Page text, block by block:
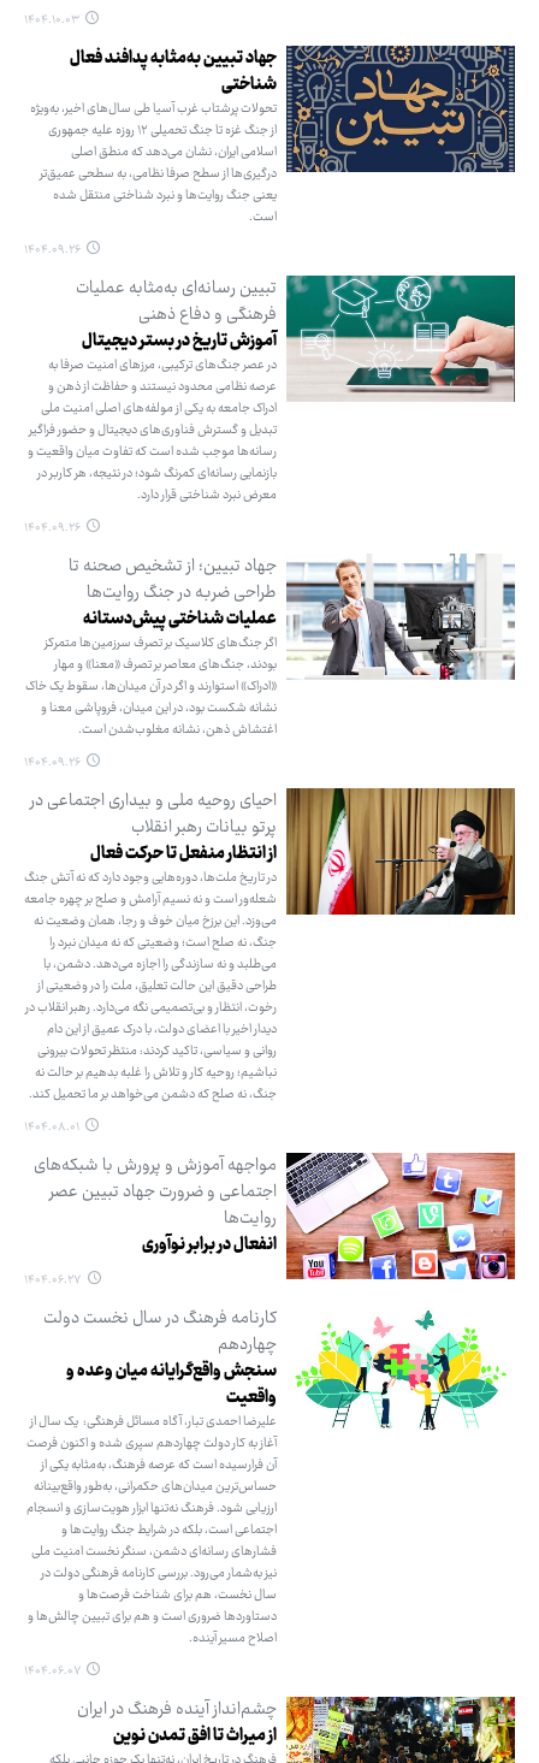
۱۴۰۴.۱۰.۰۳
جهاد تبیین به‌مثابه پدافند فعال
شناختی
تحولات پرشتاب غرب آسیا طی سال‌های اخیر، به‌ویژه
از جنگ غزه تا جنگ تحمیلی ۱۲ روزه علیه جمهوری
اسلامی ایران، نشان می‌دهد که منطق اصلی
درگیری‌ها از سطح صرفا نظامی، به سطحی عمیق‌تر
یعنی جنگ روایت‌ها و نبرد شناختی منتقل شده
است.
۱۴۰۴.۰۹.۲۶
تبیین رسانه‌ای به‌مثابه عملیات
فرهنگی و دفاع ذهنی
آموزش تاریخ در بستر دیجیتال
در عصر جنگ‌های ترکیبی، مرزهای امنیت صرفا به
عرصه نظامی محدود نیستند و حفاظت از ذهن و
ادراک جامعه به یکی از مولفه‌های اصلی امنیت ملی
تبدیل و گسترش فناوری‌های دیجیتال و حضور فراگیر
رسانه‌ها موجب شده است که تفاوت میان واقعیت و
بازنمایی رسانه‌ای کمرنگ شود؛ در نتیجه، هر کاربر در
معرض نبرد شناختی قرار دارد.
۱۴۰۴.۰۹.۲۶
جهاد تبیین؛ از تشخیص صحنه تا
طراحی ضربه در جنگ روایت‌ها
عملیات شناختی پیش‌دستانه
اگر جنگ‌های کلاسیک بر تصرف سرزمین‌ها متمرکز
بودند، جنگ‌های معاصر بر تصرف «معنا» و مهار
«ادراک» استوارند و اگر در آن میدان‌ها، سقوط یک خاک
نشانه شکست بود، در این میدان، فروپاشی معنا و
اغتشاش ذهن، نشانه مغلوب‌شدن است.
۱۴۰۴.۰۹.۲۶
احیای روحیه ملی و بیداری اجتماعی در
پرتو بیانات رهبر انقلاب
از انتظار منفعل تا حرکت فعال
در تاریخ ملت‌ها، دوره‌هایی وجود دارد که نه آتش جنگ
شعله‌ور است و نه نسیم آرامش و صلح بر چهره جامعه
می‌وزد. این برزخ میان خوف و رجا، همان وضعیت نه
جنگ، نه صلح است؛ وضعیتی که نه میدان نبرد را
می‌طلبد و نه سازندگی را اجازه می‌دهد. دشمن، با
طراحی دقیق این حالت تعلیق، ملت را در وضعیتی از
رخوت، انتظار و بی‌تصمیمی نگه می‌دارد. رهبر انقلاب در
دیدار اخیر با اعضای دولت، با درک عمیق از این دام
روانی و سیاسی، تاکید کردند: منتظر تحولات بیرونی
نباشیم؛ روحیه کار و تلاش را غلبه بدهیم بر حالت نه
جنگ، نه صلح که دشمن می‌خواهد بر ما تحمیل کند.
۱۴۰۴.۰۸.۰۱
مواجهه آموزش و پرورش با شبکه‌های
اجتماعی و ضرورت جهاد تبیین عصر
روایت‌ها
انفعال در برابر نوآوری
۱۴۰۴.۰۶.۲۷
کارنامه فرهنگ در سال نخست دولت
چهاردهم
سنجش واقع‌گرایانه میان وعده و
واقعیت
علیرضا احمدی تبار، آگاه مسائل فرهنگی: یک سال از
آغاز به کار دولت چهاردهم سپری شده و اکنون فرصت
آن فرارسیده است که عرصه فرهنگ، به‌مثابه یکی از
حساس‌ترین میدان‌های حکمرانی، به‌طور واقع‌بینانه
ارزیابی شود. فرهنگ نه‌تنها ابزار هویت‌سازی و انسجام
اجتماعی است، بلکه در شرایط جنگ روایت‌ها و
فشارهای رسانه‌ای دشمن، سنگر نخست امنیت ملی
نیز به‌شمار می‌رود. بررسی کارنامه فرهنگی دولت در
سال نخست، هم برای شناخت فرصت‌ها و
دستاوردها ضروری است و هم برای تبیین چالش‌ها و
اصلاح مسیر آینده.
۱۴۰۴.۰۶.۰۷
چشم‌انداز آینده فرهنگ در ایران
از میراث تا افق تمدن نوین